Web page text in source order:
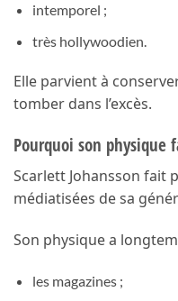
intemporel ;
très hollywoodien.
Elle parvient à
tomber dans l’excès.
Pourquoi son physique
Scarlett Johansson fait
médiatisées de sa
Son physique a
les magazines ;